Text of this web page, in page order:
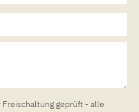
geprüft - alle